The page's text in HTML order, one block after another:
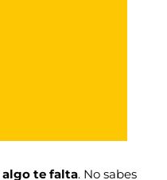
algo te falta. No sabes